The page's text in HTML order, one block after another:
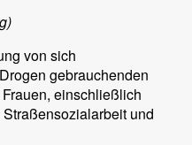
von sich
gebrauchenden
einschließlich
und